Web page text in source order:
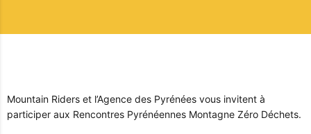
Mountain Riders et l’Agence des Pyrénées vous invitent à
participer aux Rencontres Pyrénéennes Montagne Zéro Déchets.